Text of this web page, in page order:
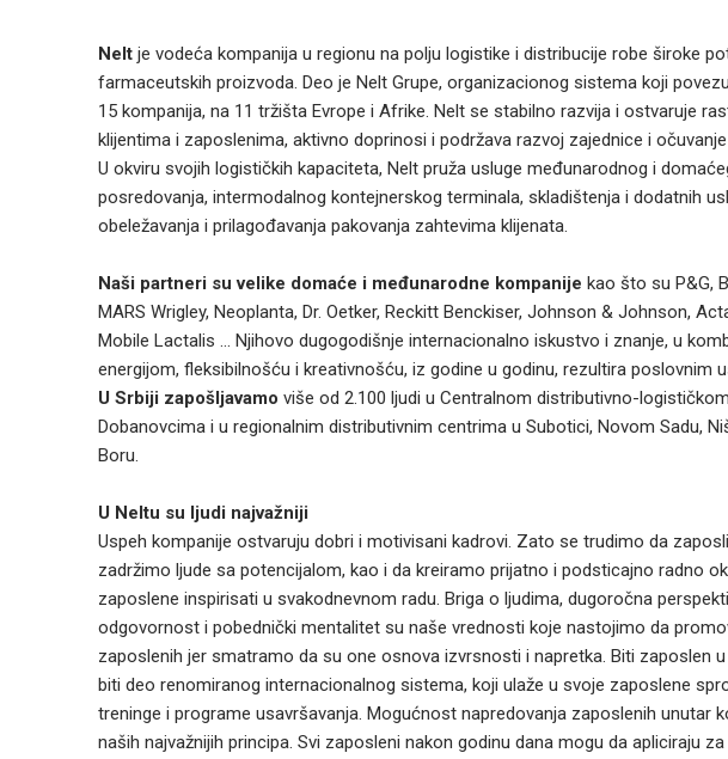
Nelt je vodeća kompanija u regionu na polju logistike i distribucije robe široke
farmaceutskih proizvoda. Deo je Nelt Grupe, organizacionog sistema koji
15 kompanija, na 11 tržišta Evrope i Afrike. Nelt se stabilno razvija i ostvaruje
klijentima i zaposlenima, aktivno doprinosi i podržava razvoj zajednice i
U okviru svojih logističkih kapaciteta, Nelt pruža usluge međunarodnog i
posredovanja, intermodalnog kontejnerskog terminala, skladištenja i dodatnih
obeležavanja i prilagođavanja pakovanja zahtevima klijenata.
Naši partneri su velike domaće i međunarodne kompanije kao što su P&G,
MARS Wrigley, Neoplanta, Dr. Oetker, Reckitt Benckiser, Johnson & Johnson,
Mobile Lactalis ... Njihovo dugogodišnje internacionalno iskustvo i znanje, u
energijom, fleksibilnošću i kreativnošću, iz godine u godinu, rezultira poslovnim
U Srbiji zapošljavamo više od 2.100 ljudi u Centralnom distributivno-
Dobanovcima i u regionalnim distributivnim centrima u Subotici, Novom Sadu,
Boru.
U Neltu su ljudi najvažniji
Uspeh kompanije ostvaruju dobri i motivisani kadrovi. Zato se trudimo da
zadržimo ljude sa potencijalom, kao i da kreiramo prijatno i podsticajno radno
zaposlene inspirisati u svakodnevnom radu. Briga o ljudima, dugoročna
odgovornost i pobednički mentalitet su naše vrednosti koje nastojimo da
zaposlenih jer smatramo da su one osnova izvrsnosti i napretka. Biti zaposlen
biti deo renomiranog internacionalnog sistema, koji ulаže u svoje zaposlene
treninge i programe usavršavanja. Mogućnost napredovanja zaposlenih unutar
naših najvažnijih principa. Svi zaposleni nakon godinu dana mogu da apliciraju